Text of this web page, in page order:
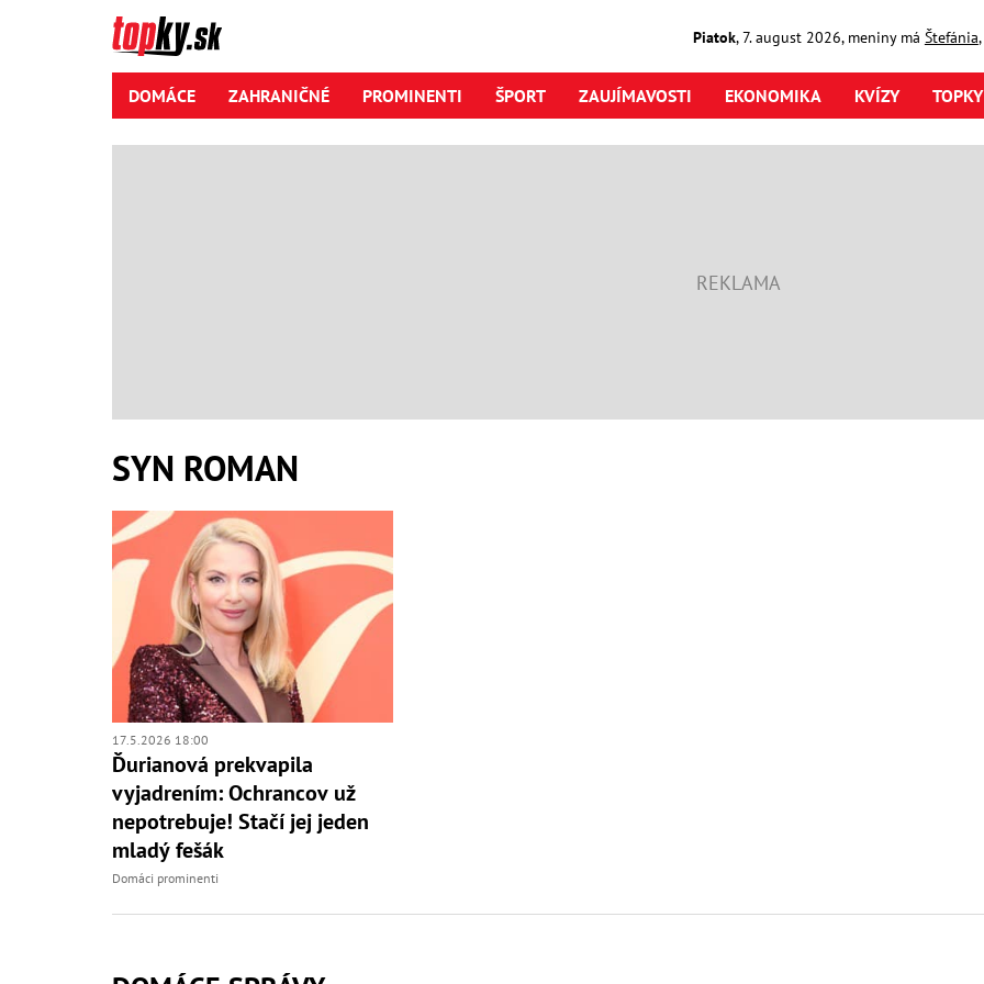
Piatok,7. august2026, meniny má Štefánia
DOMÁCE ZAHRANIČNÉ PROMINENTI ŠPORT ZAUJÍMAVOSTI EKONOMIKA KVÍZY
SYN ROMAN
17.5.2026 18:00
Ďurianová prekvapila
vyjadrením: Ochrancov už
nepotrebuje! Stačí jej jeden
mladý fešák
Domáci prominenti